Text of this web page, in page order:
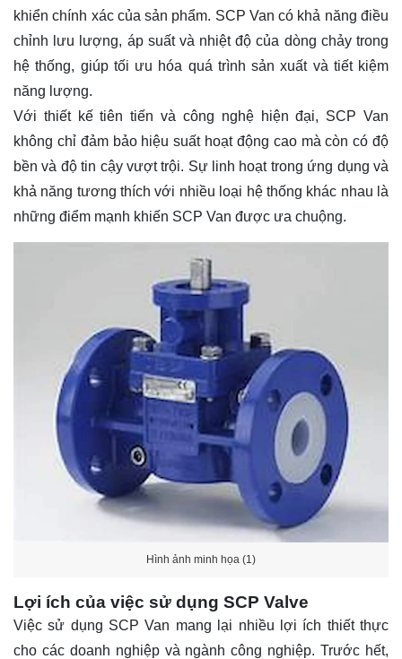
khiển chính xác của sản phẩm. SCP Van có khả năng điều
chỉnh lưu lượng, áp suất và nhiệt độ của dòng chảy trong
hệ thống, giúp tối ưu hóa quá trình sản xuất và tiết kiệm
năng lượng.
Với thiết kế tiên tiến và công nghệ hiện đại, SCP Van
không chỉ đảm bảo hiệu suất hoạt động cao mà còn có độ
bền và độ tin cậy vượt trội. Sự linh hoạt trong ứng dụng và
khả năng tương thích với nhiều loại hệ thống khác nhau là
những điểm mạnh khiến SCP Van được ưa chuộng.
Hình ảnh minh họa (1)
Lợi ích của việc sử dụng SCP Valve
Việc sử dụng SCP Van mang lại nhiều lợi ích thiết thực
cho các doanh nghiệp và ngành công nghiệp. Trước hết,